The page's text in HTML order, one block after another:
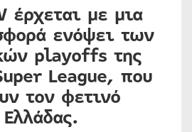
έρχεται με μια
ενόψει των
playoffs της
League, που
τον φετινό